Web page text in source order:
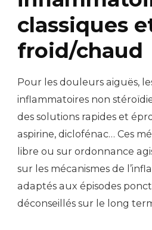
classiques
froid/chaud
Pour les douleurs aiguës,
inflammatoires non
des solutions rapides et
aspirine, diclofénac… Ces
libre ou sur ordonnance
sur les mécanismes de
adaptés aux épisodes
déconseillés sur le long